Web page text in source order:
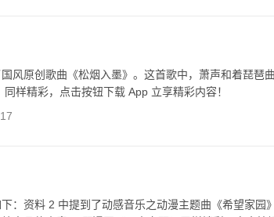
风原创歌曲《松烟入墨》。这首歌中，萧声和着琵琶
样精彩，点击按钮下载 App 立享精彩内容！
：资料 2 中提到了动感音乐之动漫主题曲《希望家园